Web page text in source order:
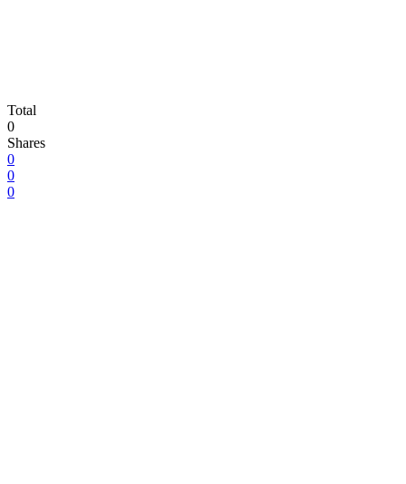
Total
0
Shares
0
0
0